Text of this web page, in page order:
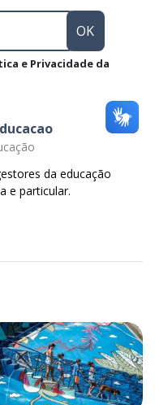
e Privacidade da
da educação
e particular.